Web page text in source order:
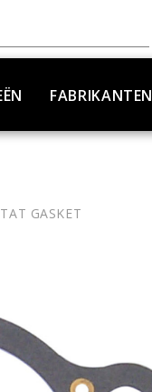
FABRIKANTEN
GASKET